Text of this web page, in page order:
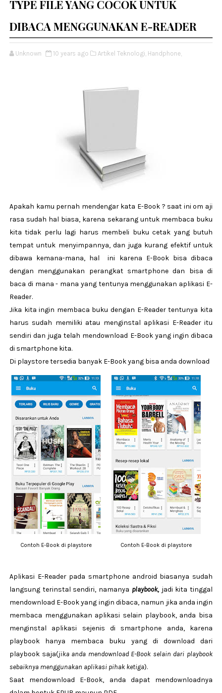
TYPE FILE YANG COCOK UNTUK
DIBACA MENGGUNAKAN E-READER
Unknown 10 years ago Artikel Teknologi, Handphone,
Apakah kamu pernah mendengar kata E-Book ? saat ini om aji
rasa sudah hal biasa, karena sekarang untuk membaca buku
kita tidak perlu lagi harus membeli buku cetak yang butuh
tempat untuk menyimpannya, dan juga kurang efektif untuk
dibawa kemana-mana, hal ini karena E-Book bisa dibaca
dengan menggunakan perangkat smartphone dan bisa di
baca di mana - mana yang tentunya menggunakan aplikasi E-
Reader.
Jika kita ingin membaca buku dengan E-Reader tentunya kita
harus sudah memiliki atau menginstal aplikasi E-Reader itu
sendiri dan juga telah mendownload E-Book yang ingin dibaca
di smartphone kita.
Di playstore tersedia banyak E-Book yang bisa anda download
Contoh E-Book di playstore Contoh E-Book di playstore
Aplikasi E-Reader pada smartphone android biasanya sudah
langsung terinstal sendiri, namanya playbook, jadi kita tinggal
mendownload E-Book yang ingin dibaca, namun jika anda ingin
membaca menggunakan aplikasi selain playbook, anda bisa
menginstal aplikasi sejenis di smartphone anda, karena
playbook hanya membaca buku yang di download dari
playbook saja(jika anda mendownload E-Book selain dari playbook
sebaiknya menggunakan aplikasi pihak ketiga).
Saat mendownload E-Book, anda dapat mendownloadnya